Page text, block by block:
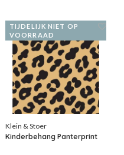
TIJDELIJK NIET OP
VOORRAAD
Klein & Stoer
Kinderbehang Panterprint